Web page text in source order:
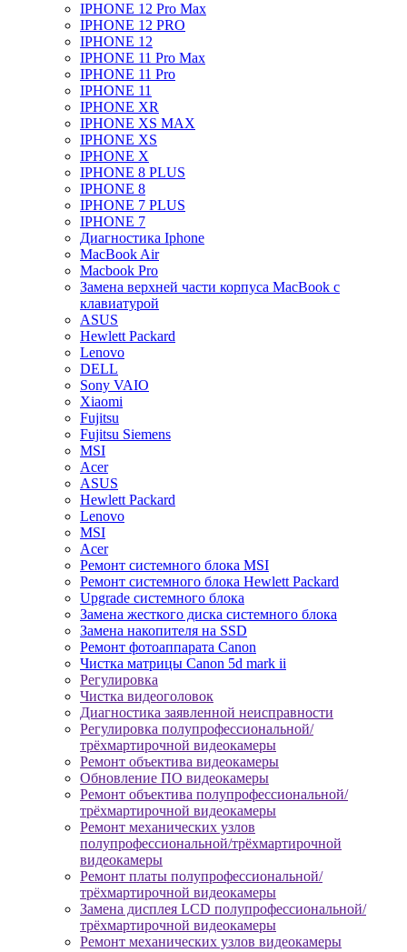
IPHONE 12 Pro Max
IPHONE 12 PRO
IPHONE 12
IPHONE 11 Pro Max
IPHONE 11 Pro
IPHONE 11
IPHONE XR
IPHONE XS MAX
IPHONE XS
IPHONE X
IPHONE 8 PLUS
IPHONE 8
IPHONE 7 PLUS
IPHONE 7
Диагностика Iphone
MacBook Air
Macbook Pro
Замена верхней части корпуса MacBook с
клавиатурой
ASUS
Hewlett Packard
Lenovo
DELL
Sony VAIO
Xiaomi
Fujitsu
Fujitsu Siemens
MSI
Acer
ASUS
Hewlett Packard
Lenovo
MSI
Acer
Ремонт системного блока MSI
Ремонт системного блока Hewlett Packard
Upgrade системного блока
Замена жесткого диска системного блока
Замена накопителя на SSD
Ремонт фотоаппарата Canon
Чистка матрицы Canon 5d mark ii
Регулировка
Чистка видеоголовок
Диагностика заявленной неисправности
Регулировка полупрофессиональной/
трёхмартирочной видеокамеры
Ремонт объектива видеокамеры
Обновление ПО видеокамеры
Ремонт объектива полупрофессиональной/
трёхмартирочной видеокамеры
Ремонт механических узлов
полупрофессиональной/трёхмартирочной
видеокамеры
Ремонт платы полупрофессиональной/
трёхмартирочной видеокамеры
Замена дисплея LCD полупрофессиональной/
трёхмартирочной видеокамеры
Ремонт механических узлов видеокамеры